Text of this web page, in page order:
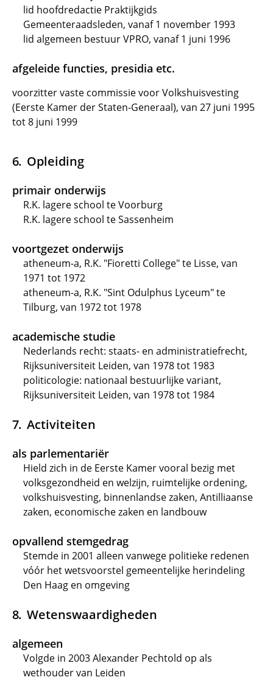
lid hoofdredactie Praktijkgids
Gemeenteraadsleden, vanaf 1 november 1993
lid algemeen bestuur VPRO, vanaf 1 juni 1996
afgeleide functies, presidia etc.
voorzitter vaste commissie voor Volkshuisvesting
(Eerste Kamer der Staten-Generaal), van 27 juni 1995
tot 8 juni 1999
Opleiding
primair onderwijs
R.K. lagere school te Voorburg
R.K. lagere school te Sassenheim
voortgezet onderwijs
atheneum-a, R.K. "Fioretti College" te Lisse, van
1971 tot 1972
atheneum-a, R.K. "Sint Odulphus Lyceum" te
Tilburg, van 1972 tot 1978
academische studie
Nederlands recht: staats- en administratiefrecht,
Rijksuniversiteit Leiden, van 1978 tot 1983
politicologie: nationaal bestuurlijke variant,
Rijksuniversiteit Leiden, van 1978 tot 1984
Activiteiten
als parlementariër
Hield zich in de Eerste Kamer vooral bezig met
volksgezondheid en welzijn, ruimtelijke ordening,
volkshuisvesting, binnenlandse zaken, Antilliaanse
zaken, economische zaken en landbouw
opvallend stemgedrag
Stemde in 2001 alleen vanwege politieke redenen
vóór het wetsvoorstel gemeentelijke herindeling
Den Haag en omgeving
Wetenswaardigheden
algemeen
Volgde in 2003 Alexander Pechtold op als
wethouder van Leiden